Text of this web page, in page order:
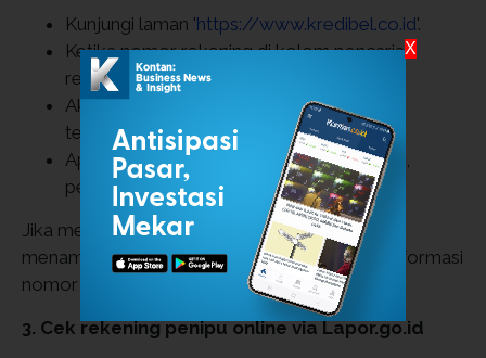
Kunjungi laman 'https://www.kredibel.co.id'.
Ketika nomor rekening di kolom pencarian
rekening.
Akan muncul data terkait nomor rekening
tersebut.
Apabila ingin melihat informasi lebih detail,
pengguna bisa login/sign up.
Jika menemukan kecurigaan, Anda bisa ikut
menambahkan laporan di bagian bawah dari informasi
nomor rekening.
3. Cek rekening penipu online via Lapor.go.id
X